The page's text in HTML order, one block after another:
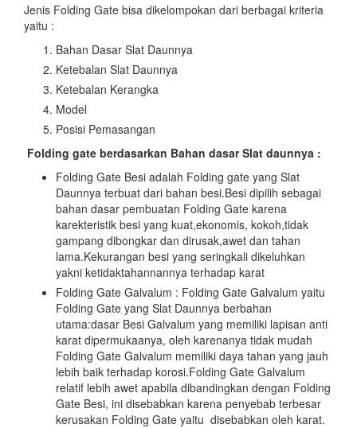
Jenis Folding Gate bisa dikelompokan dari berbagai kriteria
yaitu :
Bahan Dasar Slat Daunnya
Ketebalan Slat Daunnya
Ketebalan Kerangka
Model
Posisi Pemasangan
Folding gate berdasarkan Bahan dasar Slat daunnya :
Folding Gate Besi adalah Folding gate yang Slat
Daunnya terbuat dari bahan besi.Besi dipilih sebagai
bahan dasar pembuatan Folding Gate karena
karekteristik besi yang kuat,ekonomis, kokoh,tidak
gampang dibongkar dan dirusak,awet dan tahan
lama.Kekurangan besi yang seringkali dikeluhkan
yakni ketidaktahannannya terhadap karat
Folding Gate Galvalum : Folding Gate Galvalum yaitu
Folding Gate yang Slat Daunnya berbahan
utama:dasar Besi Galvalum yang memiliki lapisan anti
karat dipermukaanya, oleh karenanya tidak mudah
Folding Gate Galvalum memiliki daya tahan yang jauh
lebih baik terhadap korosi.Folding Gate Galvalum
relatif lebih awet apabila dibandingkan dengan Folding
Gate Besi, ini disebabkan karena penyebab terbesar
kerusakan Folding Gate yaitu disebabkan oleh karat.